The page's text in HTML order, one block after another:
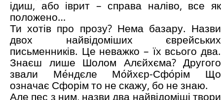
ідиш, або іврит – справа наліво, все як
положено…
Ти хотів про прозу? Нема базару. Назви
двох найвідоміших єврейських
письменників. Це неважко – їх всього два.
Знаєш лише Шолом Алєйхєма? Другого
звали Ме́ндєле Мо́йхєр-Сфо́рім Що
означає Сфорім то не скажу, бо не знаю.
Але пес з ним, назви два найвідоміші твори